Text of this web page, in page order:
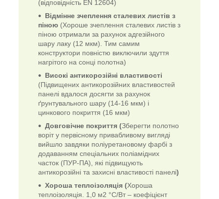
(відповідність EN 12604)
Відмінне зчеплення сталевих листів з
піною (Хороше зчеплення сталевих листів з
піною отримали за рахунок адгезійного
шару лаку (12 мкм). Тим самим
конструктори повністю виключили здуття
нагрітого на сонці полотна)
Високі антикорозійні властивості
(Підвищених антикорозійних властивостей
панелі вдалося досягти за рахунок
ґрунтувального шару (14-16 мкм) і
цинкового покриття (16 мкм)
Довговічне покриття (Зберегти полотно
воріт у первісному привабливому вигляді
вийшло завдяки поліуретановому фарбі з
додаванням спеціальних поліамідних
часток (ПУР-ПА), які підвищують
антикорозійні та захисні властивості панелі)
Хороша теплоізоляція (Хороша
теплоізоляція. 1,0 м2 °C/Вт – коефіцієнт